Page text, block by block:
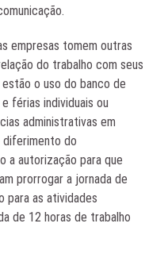
empresas tomem outras
do trabalho com seus
o uso do banco de
férias individuais ou
administrativas em
diferimento do
a autorização para que
prorrogar a jornada de
para as atividades
de 12 horas de trabalho